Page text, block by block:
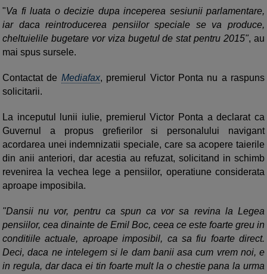
"Va fi luata o decizie dupa inceperea sesiunii parlamentare,
iar daca reintroducerea pensiilor speciale se va produce,
cheltuielile bugetare vor viza bugetul de stat pentru 2015", au
mai spus sursele.
Contactat de Mediafax, premierul Victor Ponta nu a raspuns
solicitarii.
La inceputul lunii iulie, premierul Victor Ponta a declarat ca
Guvernul a propus grefierilor si personalului navigant
acordarea unei indemnizatii speciale, care sa acopere taierile
din anii anteriori, dar acestia au refuzat, solicitand in schimb
revenirea la vechea lege a pensiilor, operatiune considerata
aproape imposibila.
"Dansii nu vor, pentru ca spun ca vor sa revina la Legea
pensiilor, cea dinainte de Emil Boc, ceea ce este foarte greu in
conditiile actuale, aproape imposibil, ca sa fiu foarte direct.
Deci, daca ne intelegem si le dam banii asa cum vrem noi, e
in regula, dar daca ei tin foarte mult la o chestie pana la urma